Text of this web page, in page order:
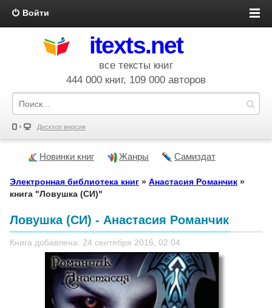
Войти
itexts.net
все тексты книг
444 000 книг, 109 000 авторов
Десктоп версия
Новинки книг Жанры Самиздат
Электронная библиотека книг » Анастасия Романчик »
книга "Ловушка (СИ)"
Ловушка (СИ) - Анастасия Романчик
Книга добавлена: 24 сентября 2016, 02:04